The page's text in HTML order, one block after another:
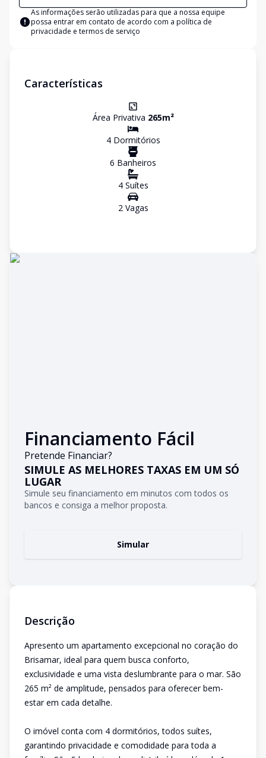
As informações serão utilizadas para que a nossa equipe
possa entrar em contato de acordo com a política de
privacidade e termos de serviço
Características
Área Privativa 265m²
4Dormitórios
6 Banheiros
4Suítes
2Vagas
Financiamento Fácil
Pretende Financiar?
SIMULE AS MELHORES TAXAS EM UM SÓ
LUGAR
Simule seu financiamento em minutos com todos os
bancos e consiga a melhor proposta.
Simular
Descrição
Apresento um apartamento excepcional no coração do
Brisamar, ideal para quem busca conforto,
exclusividade e uma vista deslumbrante para o mar. São
265 m² de amplitude, pensados para oferecer bem-
estar em cada detalhe.
O imóvel conta com 4 dormitórios, todos suítes,
garantindo privacidade e comodidade para toda a